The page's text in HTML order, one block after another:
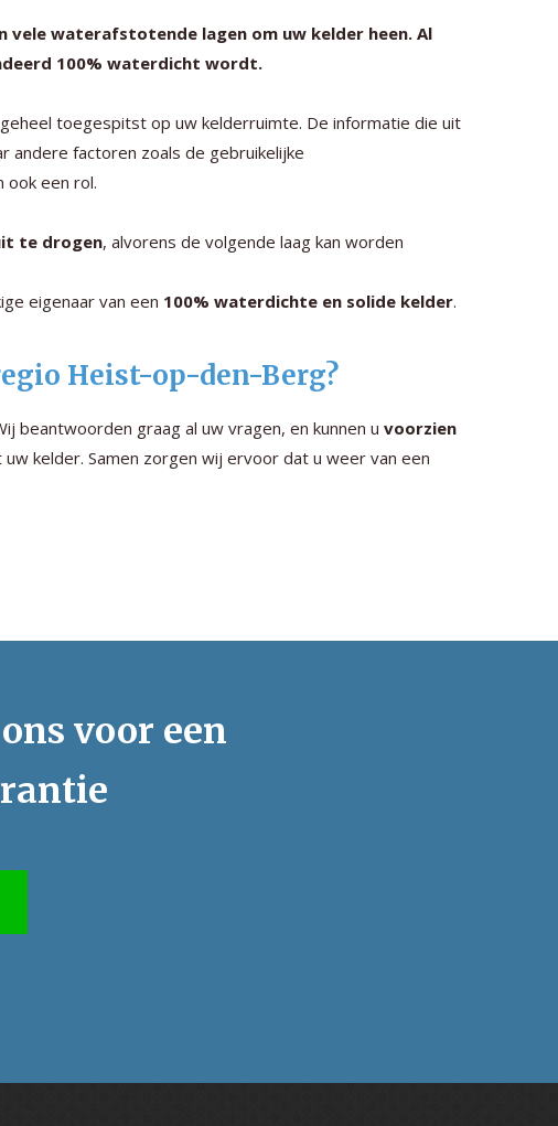
waterafstotende lagen om uw kelder heen. Al
100% waterdicht wordt.
toegespitst op uw kelderruimte. De informatie die uit
andere factoren zoals de gebruikelijke
een rol.
te drogen, alvorens de volgende laag kan worden
eigenaar van een 100% waterdichte en solide kelder.
Heist-op-den-Berg?
beantwoorden graag al uw vragen, en kunnen u voorzien
kelder. Samen zorgen wij ervoor dat u weer van een
voor een